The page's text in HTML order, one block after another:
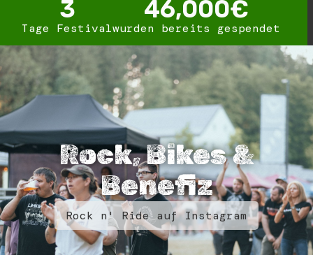
Tage Festival
3
wurden bereits gespendet
46,000€
Rock, Bikes &
Benefiz
Rock n' Ride auf Instagram